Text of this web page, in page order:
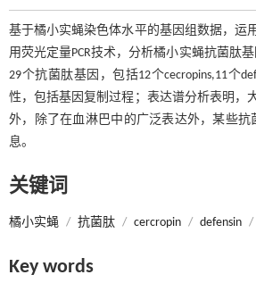
基于橘小实蝇染色体水平的基因组数据，运
用荧光定量PCR技术，分析橘小实蝇抗菌肽
29个抗菌肽基因，包括12个cecropins,11个
性，包括基因复制过程；表达谱分析表明，
外，除了在血淋巴中的广泛表达外，某些
息。
关键词
橘小实蝇 / 抗菌肽 / cercropin / defensin /
Key words